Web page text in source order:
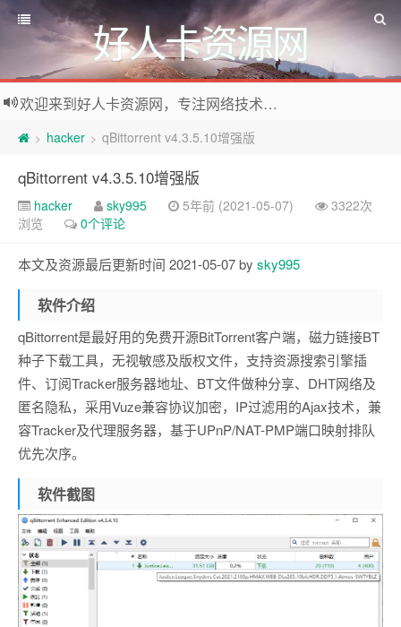
好人卡资源网
欢迎来到好人卡资源网，专注网络技术资源收集，我们不仅是网络资源的搬运工，也生产原创资源。寻找资源请留言或关注公众号:烈日下的男人
> hacker > qBittorrent v4.3.5.10增强版
qBittorrent v4.3.5.10增强版
hacker sky995 5年前 (2021-05-07)
3322次
浏览
0个评论
本文及资源最后更新时间 2021-05-07 by sky995
软件介绍
qBittorrent是最好用的免费开源BitTorrent客户端，磁力链接BT
种子下载工具，无视敏感及版权文件，支持资源搜索引擎插
件、订阅Tracker服务器地址、BT文件做种分享、DHT网络及
匿名隐私，采用Vuze兼容协议加密，IP过滤用的Ajax技术，兼
容Tracker及代理服务器，基于UPnP/NAT-PMP端口映射排队
优先次序。
软件截图